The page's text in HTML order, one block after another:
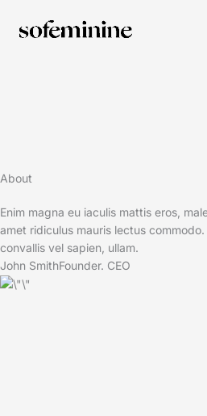
About​
Enim magna eu iaculis mattis eros,
amet ridiculus mauris lectus
convallis vel sapien, ullam.
John SmithFounder. CEO